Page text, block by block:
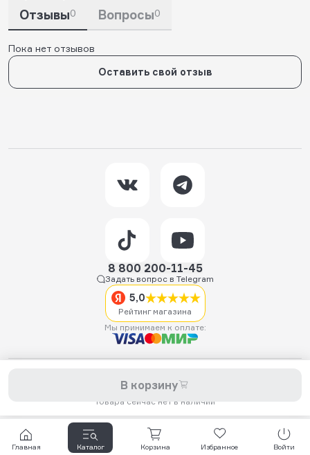
В корзину
Товара сейчас нет в наличии
Отзывы0 Вопросы0
Пока нет отзывов
Оставить свой отзыв
8 800 200-11-45
Задать вопрос в Telegram
5,0
Рейтинг магазина
Мы принимаем к оплате:
самокатов, запчастей для самокатов, аксессуаров, экипировки,
одежды и обуви.
Главная Каталог Корзина Избранное Войти